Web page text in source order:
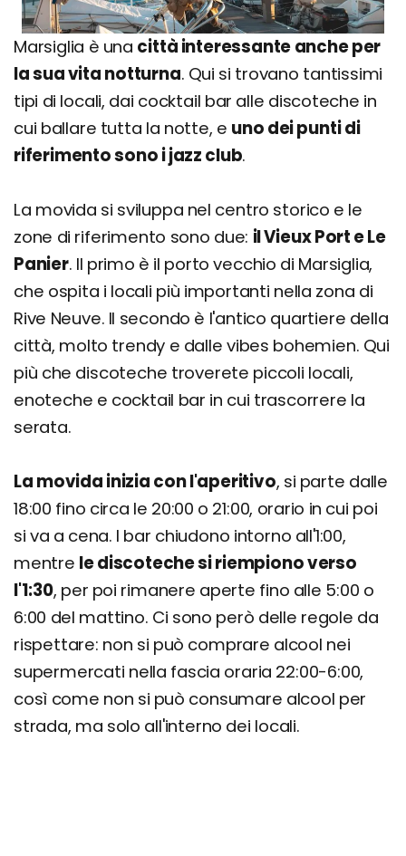
Marsiglia è una città interessante anche per
la sua vita notturna. Qui si trovano tantissimi
tipi di locali, dai cocktail bar alle discoteche in
cui ballare tutta la notte, e uno dei punti di
riferimento sono i jazz club.
La movida si sviluppa nel centro storico e le
zone di riferimento sono due: il Vieux Port e Le
Panier. Il primo è il porto vecchio di Marsiglia,
che ospita i locali più importanti nella zona di
Rive Neuve. Il secondo è l'antico quartiere della
città, molto trendy e dalle vibes bohemien. Qui
più che discoteche troverete piccoli locali,
enoteche e cocktail bar in cui trascorrere la
serata.
La movida inizia con l'aperitivo, si parte dalle
18:00 fino circa le 20:00 o 21:00, orario in cui poi
si va a cena. I bar chiudono intorno all'1:00,
mentre le discoteche si riempiono verso
l'1:30, per poi rimanere aperte fino alle 5:00 o
6:00 del mattino. Ci sono però delle regole da
rispettare: non si può comprare alcool nei
supermercati nella fascia oraria 22:00-6:00,
così come non si può consumare alcool per
strada, ma solo all'interno dei locali.